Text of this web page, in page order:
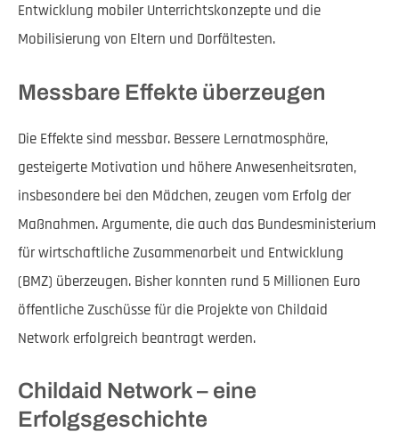
Entwicklung mobiler Unterrichtskonzepte und die
Mobilisierung von Eltern und Dorfältesten.
Messbare Effekte überzeugen
Die Effekte sind messbar. Bessere Lernatmosphäre,
gesteigerte Motivation und höhere Anwesenheitsraten,
insbesondere bei den Mädchen, zeugen vom Erfolg der
Maßnahmen. Argumente, die auch das Bundesministerium
für wirtschaftliche Zusammenarbeit und Entwicklung
(BMZ) überzeugen. Bisher konnten rund 5 Millionen Euro
öffentliche Zuschüsse für die Projekte von Childaid
Network erfolgreich beantragt werden.
Childaid Network – eine
Erfolgsgeschichte